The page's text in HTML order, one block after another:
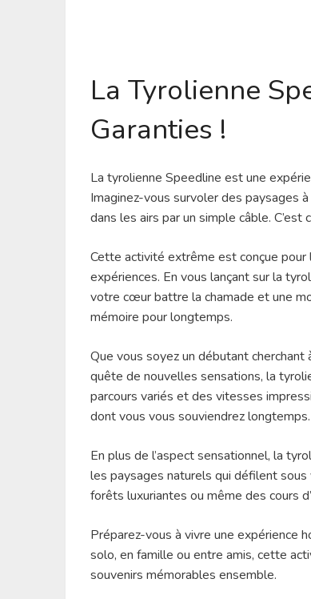
La Tyrolienne
Garanties !
La tyrolienne Speedline est une
Imaginez-vous survoler des paysages
dans les airs par un simple câble.
Cette activité extrême est conçue pour
expériences. En vous lançant sur la
votre cœur battre la chamade et une
mémoire pour longtemps.
Que vous soyez un débutant
quête de nouvelles sensations, la
parcours variés et des vitesses
dont vous vous souviendrez longtemps.
En plus de l’aspect sensationnel, la
les paysages naturels qui défilent
forêts luxuriantes ou même des cours
Préparez-vous à vivre une expérience
solo, en famille ou entre amis, cette
souvenirs mémorables ensemble.